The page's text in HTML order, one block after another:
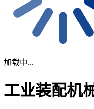
加载中...
工业装配机